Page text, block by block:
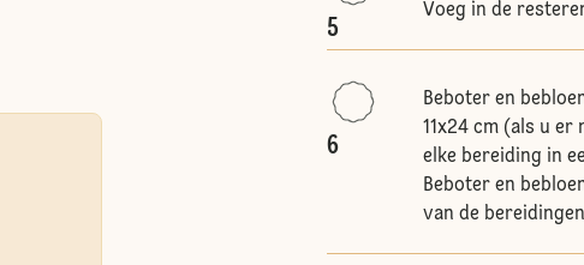
5
Voeg in de
6
Beboter en
11x24 cm (als u er
elke bereiding in
Beboter en
van de